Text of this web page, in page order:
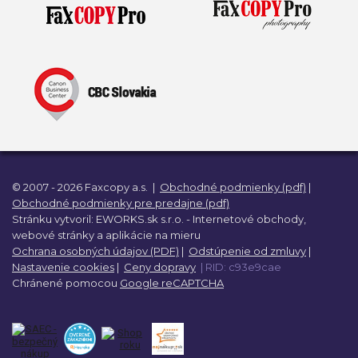
© 2007 - 2026 Faxcopy a.s. | Obchodné podmienky (pdf) |
Obchodné podmienky pre predajne (pdf)
Stránku vytvoril: EWORKS.sk s.r.o. - Internetové obchody,
webové stránky a aplikácie na mieru
Ochrana osobných údajov (PDF) | Odstúpenie od zmluvy |
Nastavenie cookies | Ceny dopravy | RID: c93e9cae
Chránené pomocou Google reCAPTCHA